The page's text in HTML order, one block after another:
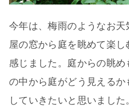
今年は、梅雨のようなお天
屋の窓から庭を眺めて楽し
感じました。庭からの眺
の中から庭がどう見えるか
していきたいと思いました